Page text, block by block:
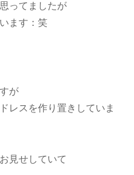
ってましたが
ます：笑
が
レスを作り置きしていま
見せしていて